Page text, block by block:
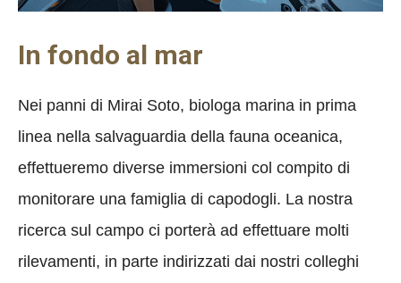
In fondo al mar
Nei panni di Mirai Soto, biologa marina in prima
linea nella salvaguardia della fauna oceanica,
effettueremo diverse immersioni col compito di
monitorare una famiglia di capodogli. La nostra
ricerca sul campo ci porterà ad effettuare molti
rilevamenti, in parte indirizzati dai nostri colleghi